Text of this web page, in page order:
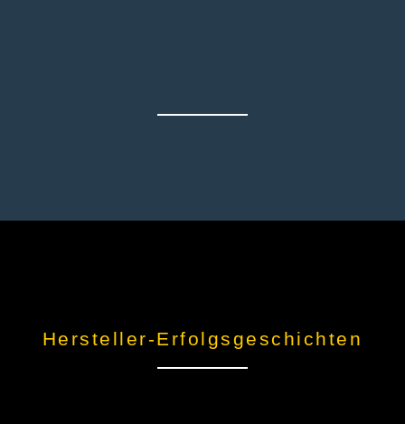
Hersteller-Erfolgsgeschichten